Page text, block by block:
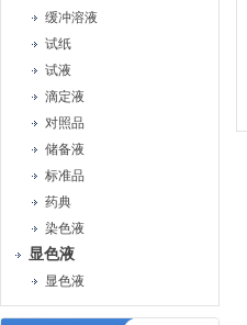
缓冲溶液
试纸
试液
滴定液
对照品
储备液
标准品
药典
染色液
显色液
显色液